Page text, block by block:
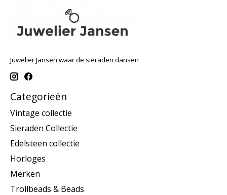
Juwelier Jansen waar de sieraden dansen
Categorieën
Vintage collectie
Sieraden Collectie
Edelsteen collectie
Horloges
Merken
Trollbeads & Beads